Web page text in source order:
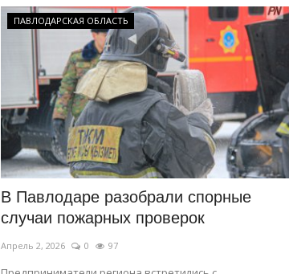
ПАВЛОДАРСКАЯ ОБЛАСТЬ
В Павлодаре разобрали спорные
случаи пожарных проверок
Апрель 2, 2026 0 97